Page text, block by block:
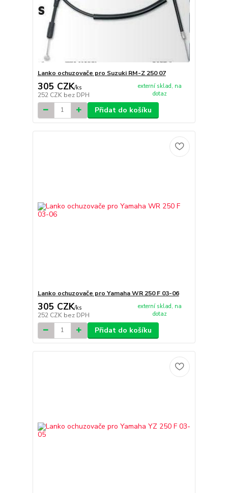
Lanko ochuzovače pro Suzuki RM-Z 250 07
305 CZK/ks
252 CZK bez DPH
externí sklad, na
dotaz
Přidat do košíku
Lanko ochuzovače pro Yamaha WR 250 F 03-06
305 CZK/ks
252 CZK bez DPH
externí sklad, na
dotaz
Přidat do košíku